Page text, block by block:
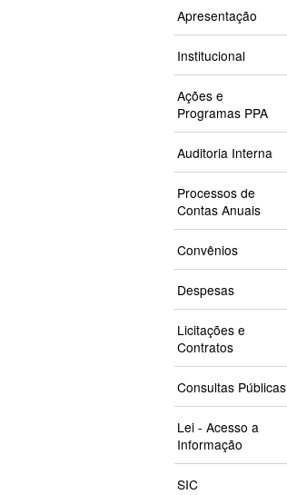
Apresentação
Institucional
Ações e
Programas PPA
Auditoria Interna
Processos de
Contas Anuais
Convênios
Despesas
Licitações e
Contratos
Consultas Públicas
Lei - Acesso a
Informação
SIC